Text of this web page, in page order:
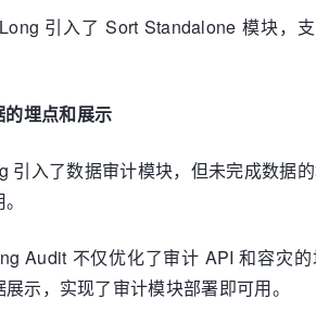
引入了 Sort Standalone 模块，
埋点和展示
引入了数据审计模块，但未完成数据
Audit 不仅优化了审计 API 和容灾
示，实现了审计模块部署即可用。